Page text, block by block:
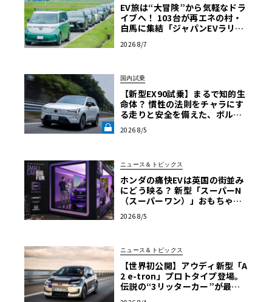
EV旅は“大冒険”から気軽なドラ
イブへ！ 103台が再エネの村・
白馬に集結「ジャパンEVラリー
2026 8/7
国内試乗
【新型EX90試乗】まるで知的生
命体？ 慣性の法則をチャラにす
る走りと安全を備えた、ボルボ
AB》
2026 8/5
ニュース＆トピックス
ホンダの痛快EVは英国の街並み
にどう映る？ 新型「スーパーN
（スーパーワン）」おもちゃ箱
2026 8/5
ニュース＆トピックス
【世界初公開】アウディ新型「A
2 e-tron」プロトタイプ登場。
伝説の“3リッターカー”が最高